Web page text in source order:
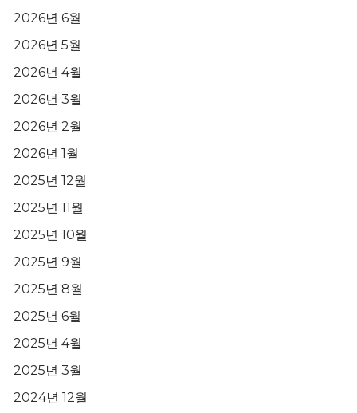
2026년 6월
2026년 5월
2026년 4월
2026년 3월
2026년 2월
2026년 1월
2025년 12월
2025년 11월
2025년 10월
2025년 9월
2025년 8월
2025년 6월
2025년 4월
2025년 3월
2024년 12월